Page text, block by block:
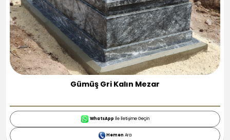
Kalın Mermer Mezar
WhatsApp İle İletişime Geçin
HemenAra